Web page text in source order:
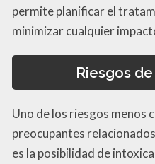
permite planificar el
minimizar cualquier
Riesgos
Uno de los riesgos menos
preocupantes
es la posibilidad de